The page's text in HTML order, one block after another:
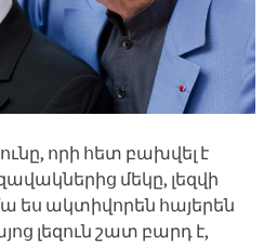
որի հետ բախվել է
մեկը, լեզվի
ես ակտիվորեն հայերեն
լեզուն շատ բարդ է,